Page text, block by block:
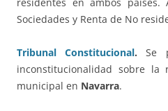
Sociedades y Renta de No
Tribunal Constitucional.Se
inconstitucionalidad sobre la
municipal en Navarra.